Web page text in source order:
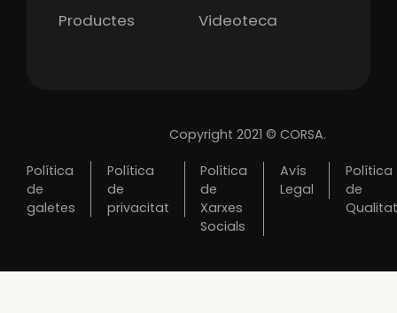
Productes
Videoteca
Copyright 2021 © CORSA.
Política
de
galetes
Política
de
privacitat
Política
de
Xarxes
Socials
Avís
Legal
Política
de